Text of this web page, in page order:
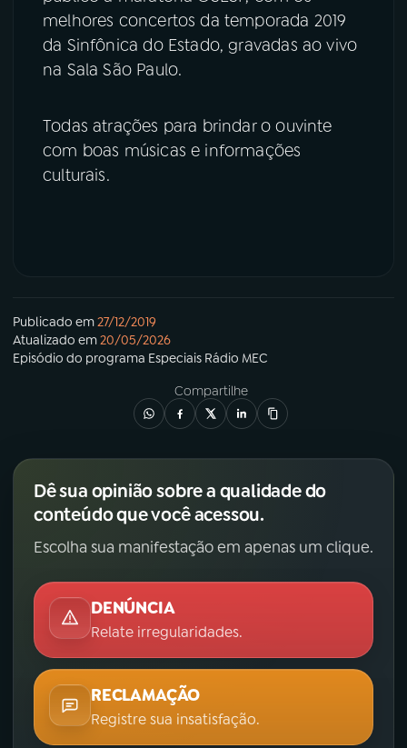
melhores concertos da temporada 2019
da Sinfônica do Estado, gravadas ao vivo
na Sala São Paulo.
Todas atrações para brindar o ouvinte
com boas músicas e informações
culturais.
Publicado em27/12/2019
Atualizado em20/05/2026
Episódio do programa Especiais Rádio MEC
Compartilhe
Dê sua opinião sobre a qualidade do
conteúdo que você acessou.
Escolha sua manifestação em apenas um clique.
DENÚNCIA
Relate irregularidades.
RECLAMAÇÃO
Registre sua insatisfação.